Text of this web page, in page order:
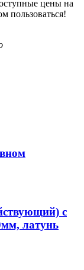
цены на
пользоваться!
с
латунь